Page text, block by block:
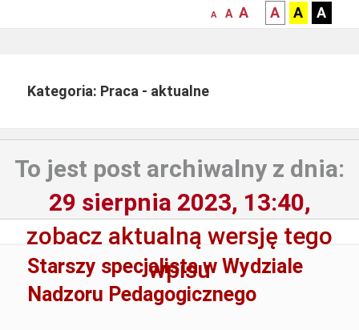
mniejsza
A
normalna
A
większa-
czcionka
A
kontrast
czarny
A
kontrast
czarny
A
żółty
A
Kategoria: Praca - aktualne
To jest post archiwalny z dnia:
29 sierpnia 2023, 13:40,
zobacz aktualną wersję tego
wpisu
Starszy specjalista w Wydziale
Nadzoru Pedagogicznego